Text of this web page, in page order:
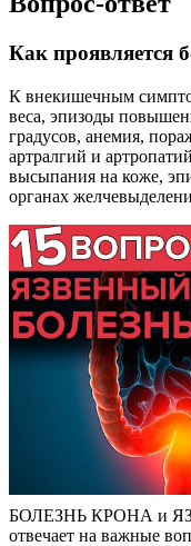
Как проявляется
К внекишечным
веса, эпизоды
градусов, анемия,
артралгий и
высыпания на коже,
органах
БОЛЕЗНЬ КРОНА и
отвечает на важные